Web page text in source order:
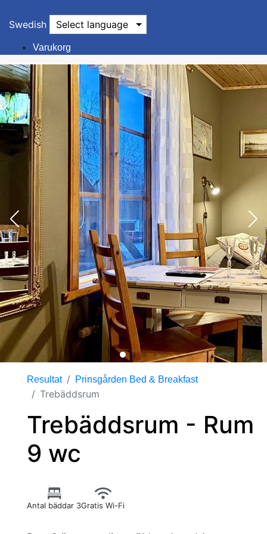
Swedish Select language
Varukorg
Resultat Prinsgården Bed & Breakfast
Trebäddsrum
Trebäddsrum - Rum
9 wc
Antal bäddar 3Gratis Wi-Fi